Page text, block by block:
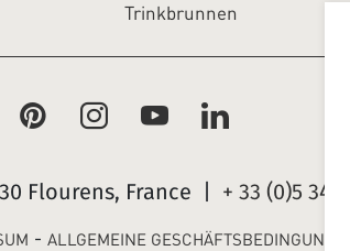
Trinkbrunnen
Flourens, France | + 33 (0)5 34
- ALLGEMEINE GESCHÄFTSBEDINGUNGEN